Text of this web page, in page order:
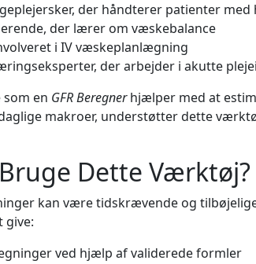
der håndterer patienter med
der lærer om væskebalance
i IV væskeplanlægning
der arbejder i akutte
som en GFR Beregnerhjælper med at
makroer, understøtter dette
Dette Værktøj?
kan være tidskrævende og
give:
ved hjælp af validerede formler